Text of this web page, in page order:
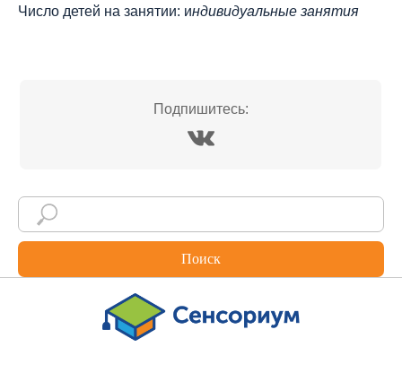
Число детей на занятии: индивидуальные занятия
Подпишитесь:
Поиск